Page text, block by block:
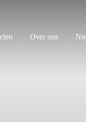
Over ons